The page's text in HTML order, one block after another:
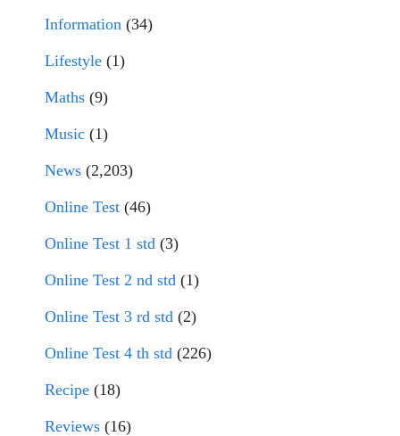
Information (34)
Lifestyle (1)
Maths (9)
Music (1)
News (2,203)
Online Test (46)
Online Test 1 std (3)
Online Test 2 nd std (1)
Online Test 3 rd std (2)
Online Test 4 th std (226)
Recipe (18)
Reviews (16)